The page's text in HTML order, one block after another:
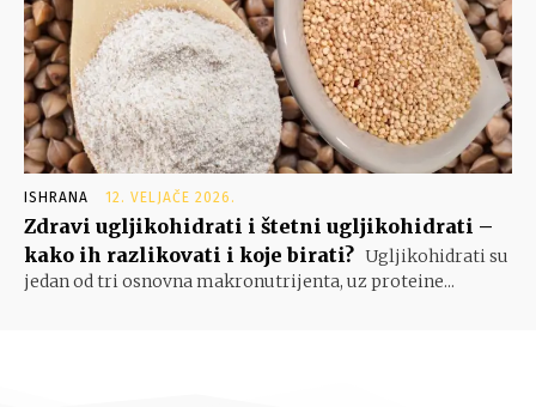
ISHRANA 12. VELJAČE 2026.
Zdravi ugljikohidrati i štetni ugljikohidrati –
kako ih razlikovati i koje birati? Ugljikohidrati su
jedan od tri osnovna makronutrijenta, uz proteine...